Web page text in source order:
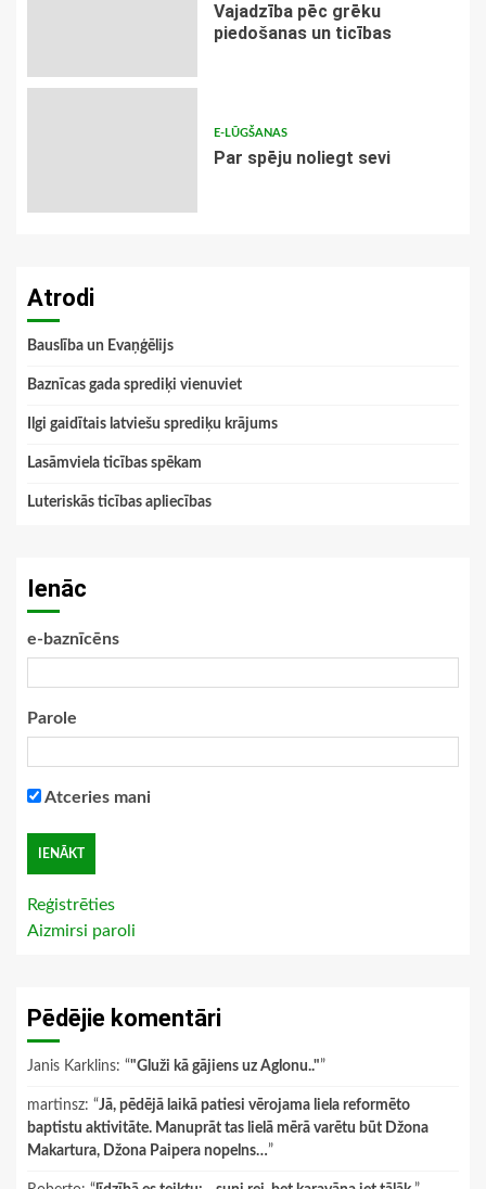
Vajadzība pēc grēku
piedošanas un ticības
E-LŪGŠANAS
Par spēju noliegt sevi
Atrodi
Bauslība un Evaņģēlijs
Baznīcas gada sprediķi vienuviet
Ilgi gaidītais latviešu sprediķu krājums
Lasāmviela ticības spēkam
Luteriskās ticības apliecības
Ienāc
e-baznīcēns
Parole
Atceries mani
Reģistrēties
Aizmirsi paroli
Pēdējie komentāri
Janis Karklins: “"Gluži kā gājiens uz Aglonu.."”
martinsz: “Jā, pēdējā laikā patiesi vērojama liela reformēto
baptistu aktivitāte. Manuprāt tas lielā mērā varētu būt Džona
Makartura, Džona Paipera nopelns…”